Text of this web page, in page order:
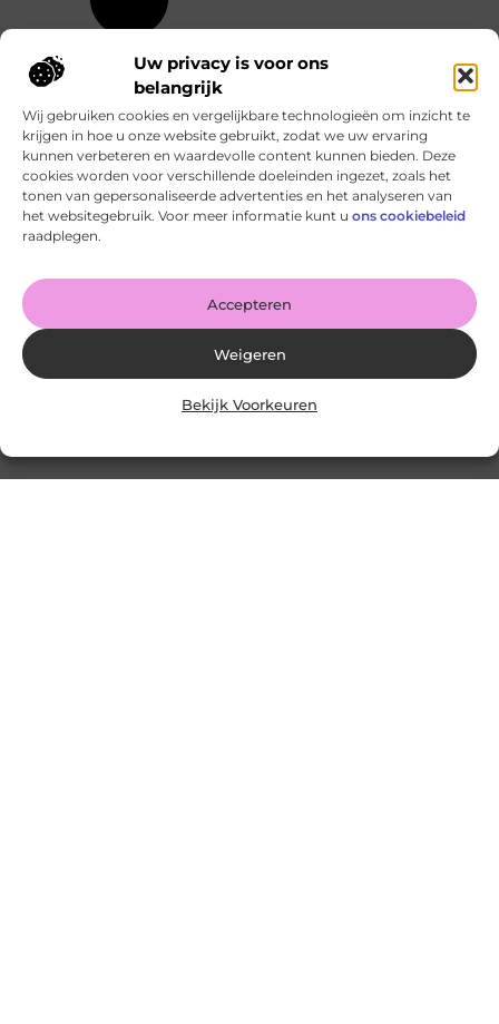
Uw privacy is voor ons
belangrijk
Wij gebruiken cookies en vergelijkbare technologieën om inzicht te
krijgen in hoe u onze website gebruikt, zodat we uw ervaring
kunnen verbeteren en waardevolle content kunnen bieden. Deze
cookies worden voor verschillende doeleinden ingezet, zoals het
tonen van gepersonaliseerde advertenties en het analyseren van
het websitegebruik. Voor meer informatie kunt u ons cookiebeleid
raadplegen.
Accepteren
Weigeren
Bekijk Voorkeuren
Geen berichten meer om te tonen